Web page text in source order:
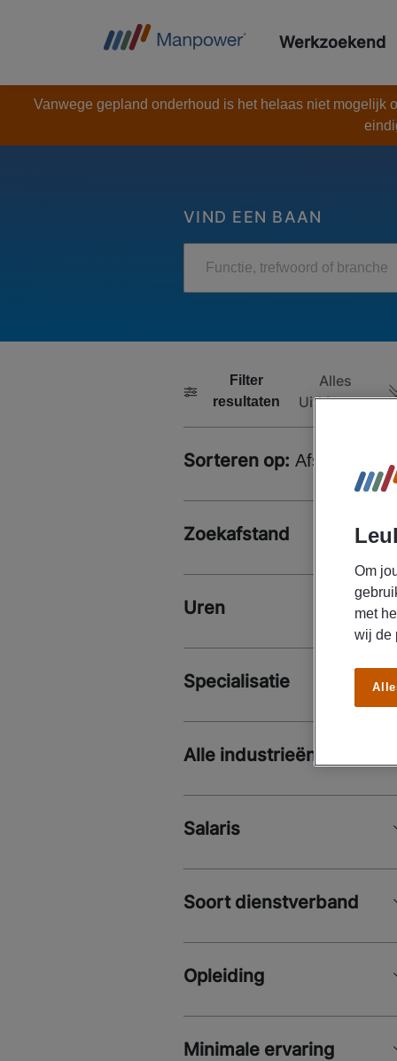
Werkzoekend
Vanwege gepland onderhoud is het helaas niet mogelijk
VIND EEN BAAN
Functie, trefwoord of branche
Filter
resultaten
Alles
Uitklappen
Sorteren op: Afstand
Zoekafstand
Uren
Specialisatie
Alle industrieën
Salaris
Soort dienstverband
Opleiding
Minimale ervaring
Om
met
wij de